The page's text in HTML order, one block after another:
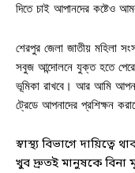
দিতে চাই আপানদের কষ্টেও
শেরপুর জেলা জাতীয় মহিলা
সবুজ আন্দোলনে যুক্ত হতে পেরে
ভূমিকা রাখবে। আর আমি
ট্রেডে আপনাদের প্রশিক্ষন
স্বাস্থ্য বিভাগে
খুব দ্রুতই মানুষকে বিনা